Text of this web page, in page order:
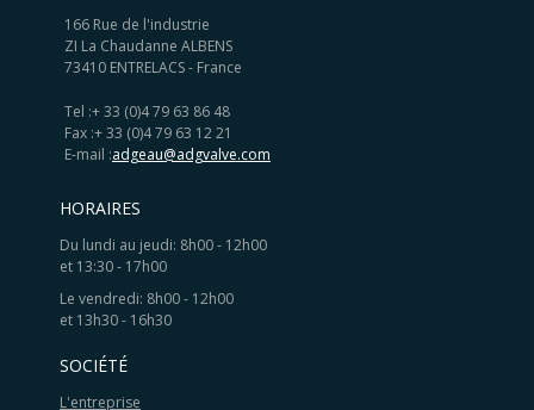
166 Rue de l'industrie
ZI La Chaudanne ALBENS
73410 ENTRELACS - France
Tel :+ 33 (0)4 79 63 86 48
Fax :+ 33 (0)4 79 63 12 21
E-mail :adgeau@adgvalve.com
HORAIRES
Du lundi au jeudi: 8h00 - 12h00
et 13:30 - 17h00
Le vendredi: 8h00 - 12h00
et 13h30 - 16h30
SOCIÉTÉ
L'entreprise